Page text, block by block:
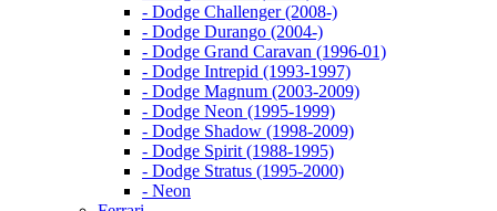
- Dodge Challenger (2008-)
- Dodge Durango (2004-)
- Dodge Grand Caravan (1996-01)
- Dodge Intrepid (1993-1997)
- Dodge Magnum (2003-2009)
- Dodge Neon (1995-1999)
- Dodge Shadow (1998-2009)
- Dodge Spirit (1988-1995)
- Dodge Stratus (1995-2000)
- Neon